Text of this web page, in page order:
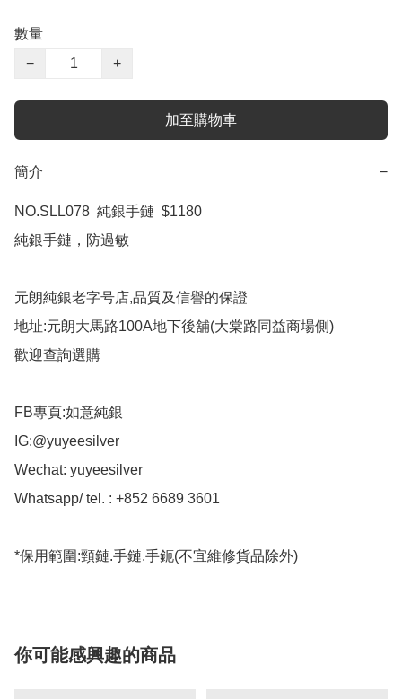
數量
−
+
加至購物車
簡介 −
NO.SLL078  純銀手鏈  $1180
純銀手鏈，防過敏
元朗純銀老字号店,品質及信譽的保證
地址:元朗大馬路100A地下後舖(大棠路同益商場側)
歡迎查詢選購
FB專頁:如意純銀
IG:@yuyeesilver
Wechat: yuyeesilver
Whatsapp/ tel. : +852 6689 3601
*保用範圍:頸鏈.手鏈.手鈪(不宜維修貨品除外)
你可能感興趣的商品